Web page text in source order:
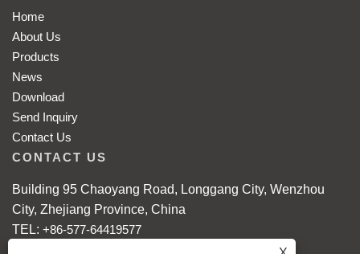
Home
About Us
Products
News
Download
Send Inquiry
Contact Us
CONTACT US
Building 95 Chaoyang Road, Longgang City, Wenzhou
City, Zhejiang Province, China
TEL: +86-577-64419577